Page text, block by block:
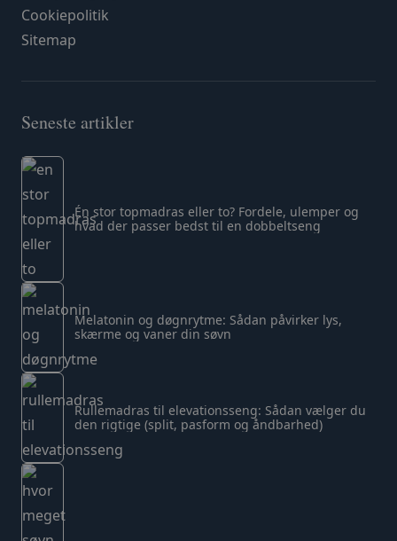
Cookiepolitik
Sitemap
Seneste artikler
Én stor topmadras eller to? Fordele, ulemper og
hvad der passer bedst til en dobbeltseng
Melatonin og døgnrytme: Sådan påvirker lys,
skærme og vaner din søvn
Rullemadras til elevationsseng: Sådan vælger du
den rigtige (split, pasform og åndbarhed)